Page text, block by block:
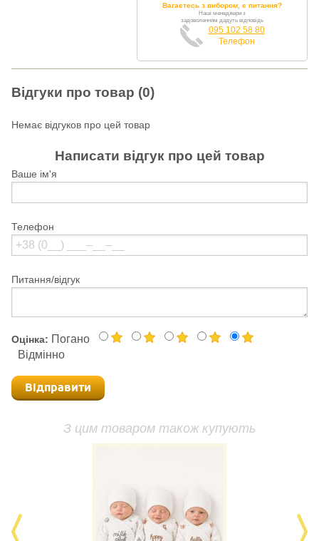
Вагаєтесь з вибором, є питання?
Наші менеджери з
задоволенням дадуть відповідь
095 102 58 80
Телефон
Відгуки про товар (0)
Немає відгуков про цей товар
Написати відгук про цей товар
Ваше ім'я
Телефон
Питання/відгук
Оцінка: Погано
Відмінно
Відправити
З цим товаром також купують